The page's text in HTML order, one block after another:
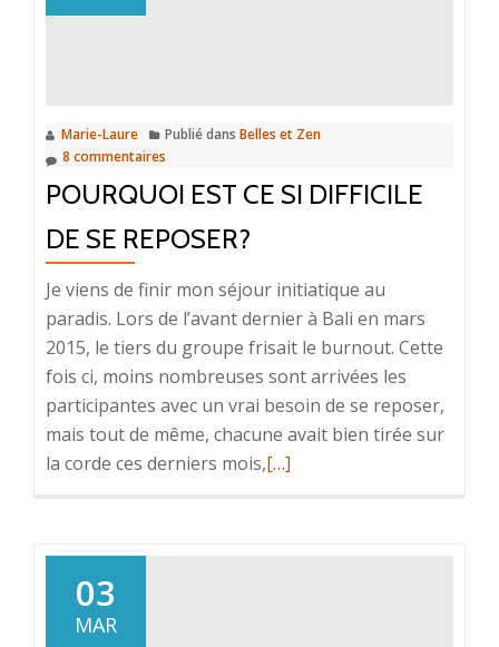
avril
Marie-Laure Publié dans Belles et Zen
8 commentaires
POURQUOI EST CE SI DIFFICILE
DE SE REPOSER?
Je viens de finir mon séjour initiatique au
paradis. Lors de l’avant dernier à Bali en mars
2015, le tiers du groupe frisait le burnout. Cette
fois ci, moins nombreuses sont arrivées les
participantes avec un vrai besoin de se reposer,
mais tout de même, chacune avait bien tirée sur
la corde ces derniers mois,En
[…]
03
MAR